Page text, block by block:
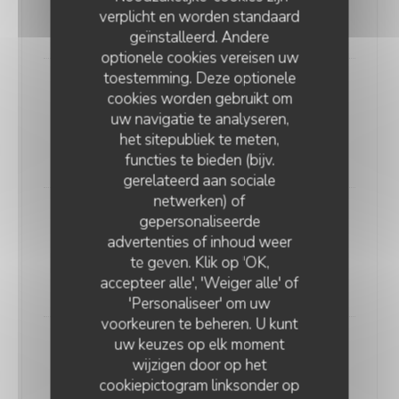
verplicht en worden standaard
geïnstalleerd. Andere
optionele cookies vereisen uw
toestemming. Deze optionele
cookies worden gebruikt om
uw navigatie te analyseren,
het sitepubliek te meten,
functies te bieden (bijv.
gerelateerd aan sociale
netwerken) of
gepersonaliseerde
advertenties of inhoud weer
te geven. Klik op 'OK,
accepteer alle', 'Weiger alle' of
'Personaliseer' om uw
voorkeuren te beheren. U kunt
uw keuzes op elk moment
wijzigen door op het
cookiepictogram linksonder op
34,00 EUR
200 gr
Filet de bœuf
Tendre et fondant, cuisson au grill.
38,00 EUR
200 gr
Noix d’ entrecôte
Tendre et très persillé, cuisson au grill
36,00 EUR
250 gr
Parillada
Assortiment : filet, noix d'entrecôte, pluma Ibérique,
cœur de rumsteck. Cuisson au grill
PARIS BOGOTA